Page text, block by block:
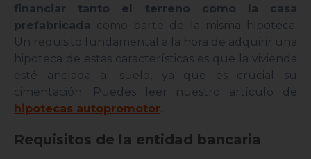
financiar tanto el terreno como la casa
prefabricada como parte de la misma hipoteca.
Un requisito fundamental a la hora de adquirir una
hipoteca de estas características es que la vivienda
esté anclada al suelo, ya que es crucial su
cimentación. Puedes leer nuestro artículo de
hipotecas autopromotor
Requisitos de la entidad bancaria